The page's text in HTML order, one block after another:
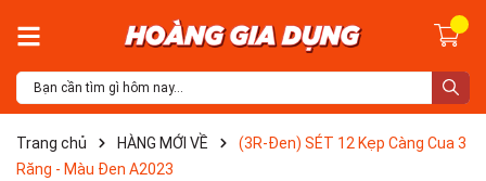
Trang chủ HÀNG MỚI VỀ
(3R-Đen) SÉT 12 Kẹp Càng Cua 3
Răng - Màu Đen A2023